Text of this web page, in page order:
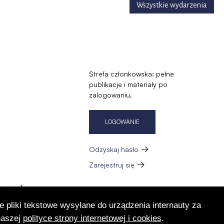
tekstowe wysyłane do urządzenia internauty za
polityce strony internetowej i cookies.
Wszystkie wydarzenia
Strefa członkowska: pełne
publikacje i materiały po
zalogowaniu.
LOGOWANIE
Odzyskaj hasło
Zarejestruj się